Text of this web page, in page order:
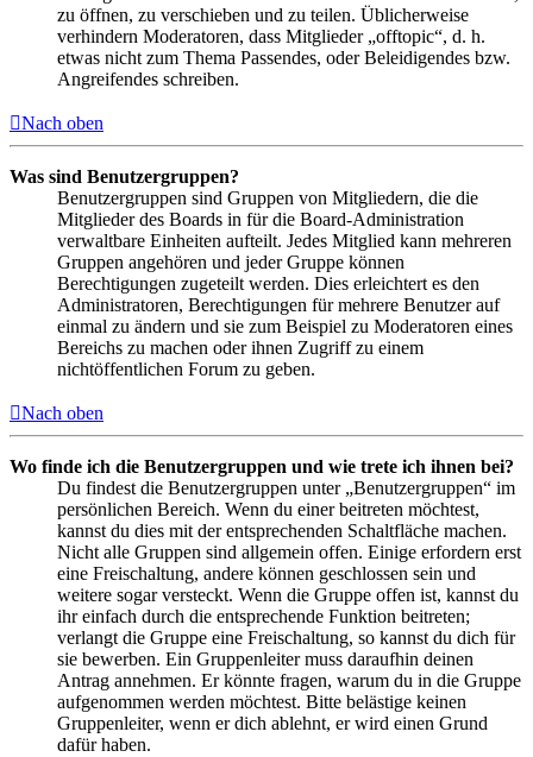
zu öffnen, zu verschieben und zu teilen. Üblicherweise
verhindern Moderatoren, dass Mitglieder „offtopic“, d. h.
etwas nicht zum Thema Passendes, oder Beleidigendes bzw.
Angreifendes schreiben.
Nach oben
Was sind Benutzergruppen?
Benutzergruppen sind Gruppen von Mitgliedern, die die
Mitglieder des Boards in für die Board-Administration
verwaltbare Einheiten aufteilt. Jedes Mitglied kann mehreren
Gruppen angehören und jeder Gruppe können
Berechtigungen zugeteilt werden. Dies erleichtert es den
Administratoren, Berechtigungen für mehrere Benutzer auf
einmal zu ändern und sie zum Beispiel zu Moderatoren eines
Bereichs zu machen oder ihnen Zugriff zu einem
nichtöffentlichen Forum zu geben.
Nach oben
Wo finde ich die Benutzergruppen und wie trete ich ihnen bei?
Du findest die Benutzergruppen unter „Benutzergruppen“ im
persönlichen Bereich. Wenn du einer beitreten möchtest,
kannst du dies mit der entsprechenden Schaltfläche machen.
Nicht alle Gruppen sind allgemein offen. Einige erfordern erst
eine Freischaltung, andere können geschlossen sein und
weitere sogar versteckt. Wenn die Gruppe offen ist, kannst du
ihr einfach durch die entsprechende Funktion beitreten;
verlangt die Gruppe eine Freischaltung, so kannst du dich für
sie bewerben. Ein Gruppenleiter muss daraufhin deinen
Antrag annehmen. Er könnte fragen, warum du in die Gruppe
aufgenommen werden möchtest. Bitte belästige keinen
Gruppenleiter, wenn er dich ablehnt, er wird einen Grund
dafür haben.